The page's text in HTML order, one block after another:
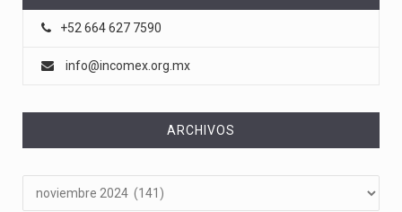
+52 664 627 7590
info@incomex.org.mx
ARCHIVOS